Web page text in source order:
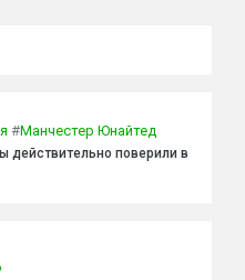
#Манчестер Юнайтед
действительно поверили в